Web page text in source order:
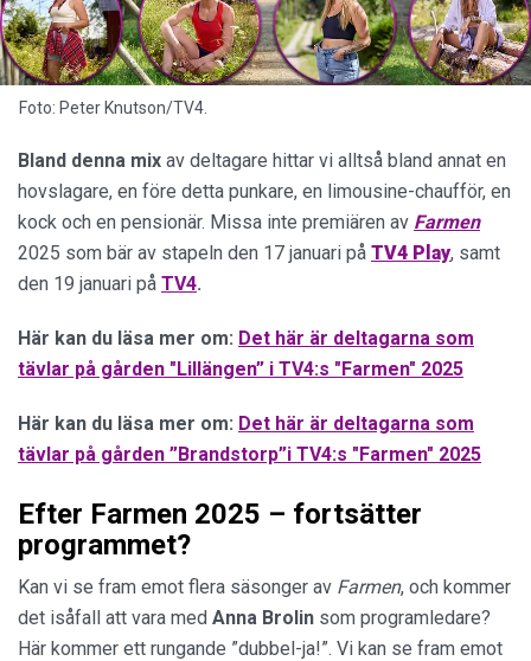
Foto: Peter Knutson/TV4.
Bland denna mix av deltagare hittar vi alltså bland annat en
hovslagare, en före detta punkare, en limousine-chaufför, en
kock och en pensionär. Missa inte premiären av Farmen
2025 som bär av stapeln den 17 januari på TV4 Play, samt
den 19 januari på TV4.
Här kan du läsa mer om: Det här är deltagarna som
tävlar på gården "Lillängen” i TV4:s "Farmen" 2025
Här kan du läsa mer om: Det här är deltagarna som
tävlar på gården ”Brandstorp”i TV4:s "Farmen" 2025
Efter Farmen 2025 – fortsätter
programmet?
Kan vi se fram emot flera säsonger av Farmen, och kommer
det isåfall att vara med Anna Brolin som programledare?
Här kommer ett rungande ”dubbel-ja!”. Vi kan se fram emot